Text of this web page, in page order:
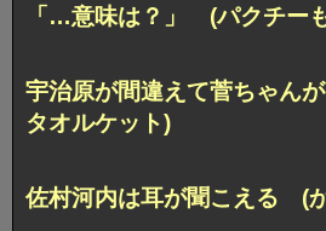
「…意味は？」 (パクチー
宇治原が間違えて菅ちゃん
タオルケット)
佐村河内は耳が聞こえる (